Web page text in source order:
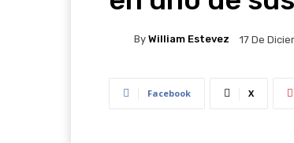
By William Estevez 17 De
Facebook X